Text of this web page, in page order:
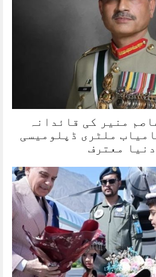
منیر کی قائدانہ
ملٹری ڈپلومیسی
معترف